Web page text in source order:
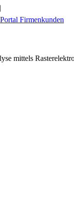
Portal Firmenkunden
mittels